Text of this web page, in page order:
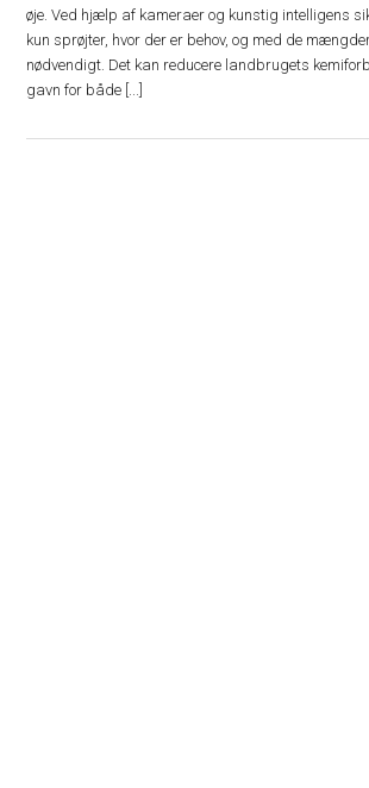
øje. Ved hjælp af kameraer og kunstig intelligens
kun sprøjter, hvor der er behov, og med de
nødvendigt. Det kan reducere landbrugets
gavn for både [...]